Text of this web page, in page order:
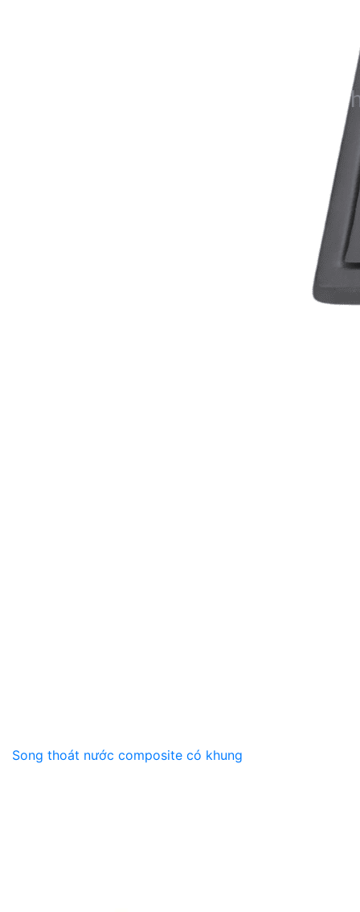
Song thoát nước composite có khung